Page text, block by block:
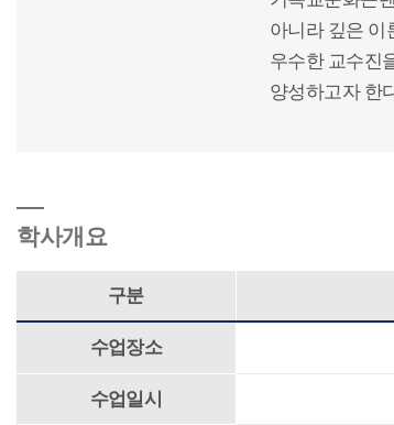
아니라 깊은 이
우수한 교수진
양성하고자 한
학사개요
구분
수업장소
수업일시